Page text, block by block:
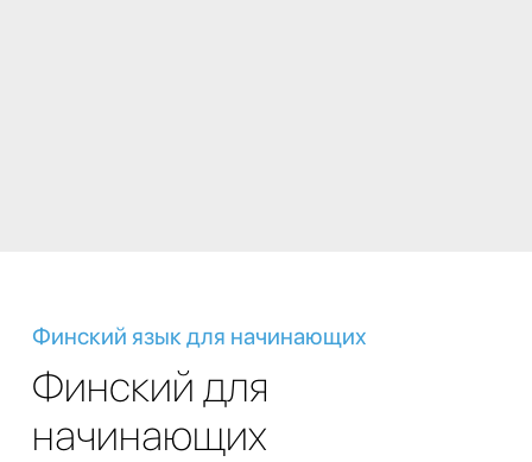
Финский язык для начинающих
Финский для
начинающих